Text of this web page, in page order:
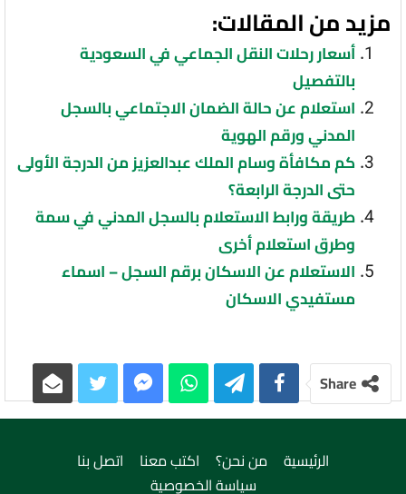
مزيد من المقالات:
أسعار رحلات النقل الجماعي في السعودية
بالتفصيل
استعلام عن حالة الضمان الاجتماعي بالسجل
المدني ورقم الهوية
كم مكافأة وسام الملك عبدالعزيز من الدرجة الأولى
حتى الدرجة الرابعة؟
طريقة ورابط الاستعلام بالسجل المدني في سمة
وطرق استعلام أخرى
الاستعلام عن الاسكان برقم السجل – اسماء
مستفيدي الاسكان
Share
الرئيسية من نحن؟ اكتب معنا
اتصل بنا
سياسة الخصوصية